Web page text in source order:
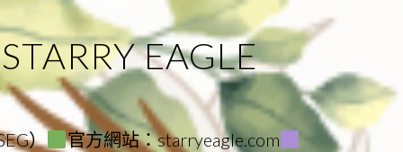
EAGLE
）
官方網站：starryeagle.com